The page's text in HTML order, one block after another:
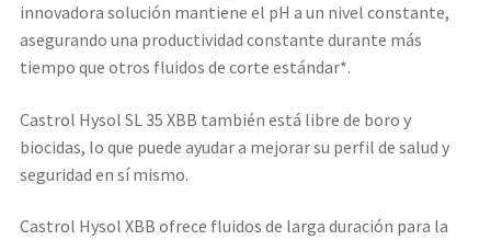
innovadora solución mantiene el pH a un nivel constante,
asegurando una productividad constante durante más
tiempo que otros fluidos de corte estándar*.
Castrol Hysol SL 35 XBB también está libre de boro y
biocidas, lo que puede ayudar a mejorar su perfil de salud y
seguridad en sí mismo.
Castrol Hysol XBB ofrece fluidos de larga duración para la